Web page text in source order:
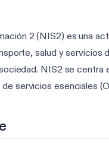
2 (NIS2) es una
salud y
NIS2 se
servicios esenciales